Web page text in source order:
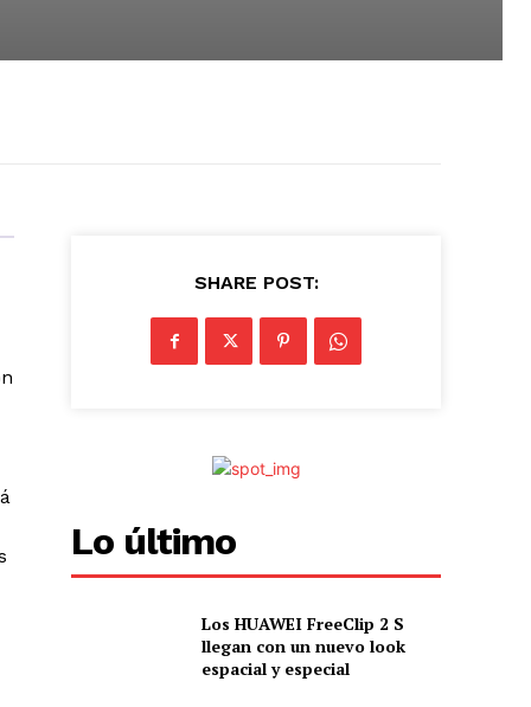
SHARE POST:
Lo último
Los HUAWEI FreeClip 2 S
llegan con un nuevo look
espacial y especial